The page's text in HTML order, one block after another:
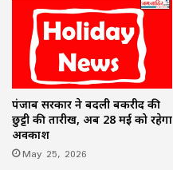
पंजाब सरकार ने बदली बकरीद की
छुट्टी की तारीख, अब 28 मई को रहेगा
अवकाश
May 25, 2026